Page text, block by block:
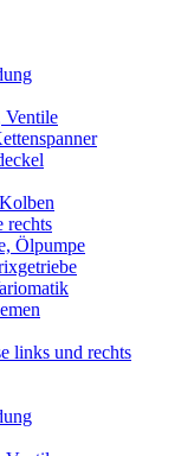
Ventile
rechts
Ölpumpe
links und rechts